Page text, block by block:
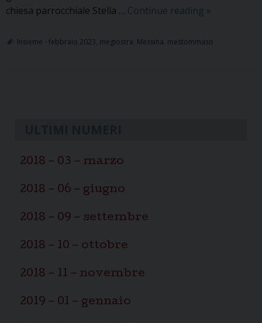
chiesa parrocchiale Stella … Continue reading Veglia
Bosco
»
Insieme - febbraio 2023 megiostra Messina mestommaso
2018 – 03 – marzo
2018 – 06 – giugno
2018 – 09 – settembre
2018 – 10 – ottobre
2018 – 11 – novembre
2019 – 01 – gennaio